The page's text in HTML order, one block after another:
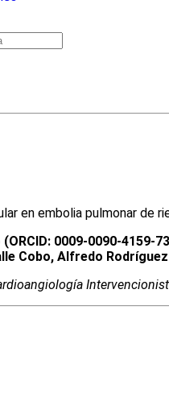
en embolia pulmonar de
(ORCID: 0009-0090-
Cobo, Alfredo Rodríguez